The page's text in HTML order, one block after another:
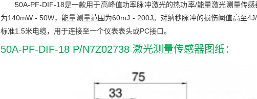
50A-PF-DIF-18是一款用于高峰值功率脉冲激光的热功率/能量激光测量传
为140mW - 50W，能量测量范围为60mJ - 200J。对纳秒脉冲的损伤阈值高至
标准1.5米电缆，用于连接至一个仪表表头或PC接口。
50A-PF-DIF-18 P/N7Z02738 激光测量传感器图纸：